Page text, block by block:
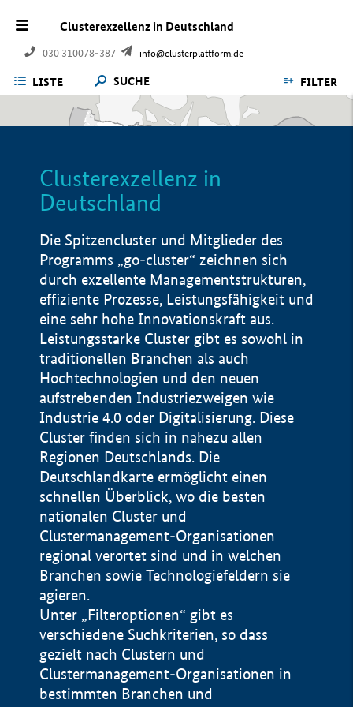
Clusterexzellenz in Deutschland
030 310078-387 info@clusterplattform.de
LISTE SUCHE FILTER
Clusterexzellenz in
Deutschland
Die Spitzencluster und Mitglieder des
Programms „go-cluster“ zeichnen sich
durch exzellente Managementstrukturen,
effiziente Prozesse, Leistungsfähigkeit und
eine sehr hohe Innovationskraft aus.
Leistungsstarke Cluster gibt es sowohl in
traditionellen Branchen als auch
Hochtechnologien und den neuen
aufstrebenden Industriezweigen wie
Industrie 4.0 oder Digitalisierung. Diese
Cluster finden sich in nahezu allen
Regionen Deutschlands. Die
Deutschlandkarte ermöglicht einen
schnellen Überblick, wo die besten
nationalen Cluster und
Clustermanagement-Organisationen
regional verortet sind und in welchen
Branchen sowie Technologiefeldern sie
agieren.
Unter „Filteroptionen“ gibt es
verschiedene Suchkriterien, so dass
gezielt nach Clustern und
Clustermanagement-Organisationen in
bestimmten Branchen und
Impressum
Datenschutzerklärung
BMWE, 2026 ©
100 km © Geobasis-DE / BKG 2015